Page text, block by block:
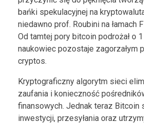
bańki spekulacyjnej na
niedawno prof. Roubini na łamach
Od tamtej pory bitcoin podrożał o
naukowiec pozostaje zagorzałym
cryptos.
Kryptograficzny algorytm sieci
zaufania i konieczność
finansowych. Jednak teraz Bitcoin
inwestycji, przesyłania oraz